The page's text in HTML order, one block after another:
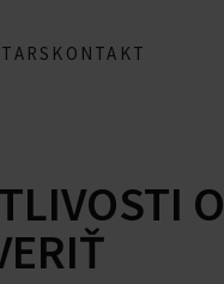
KONTAKT
O